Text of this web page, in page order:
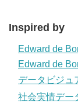
Inspired by
Edward de
Edward de
データビジュ
社会実情デー